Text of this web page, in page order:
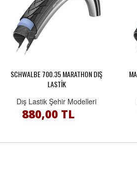
SCHWALBE 700.35 MARATHON DIŞ
LASTİK
Dış Lastik Şehir Modelleri
880,00 TL